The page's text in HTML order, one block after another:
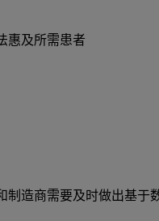
惠及所需患者
制造商需要及时做出基于